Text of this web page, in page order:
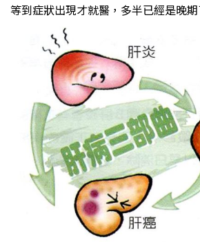
等到症狀出現才就醫，多半已經是晚期